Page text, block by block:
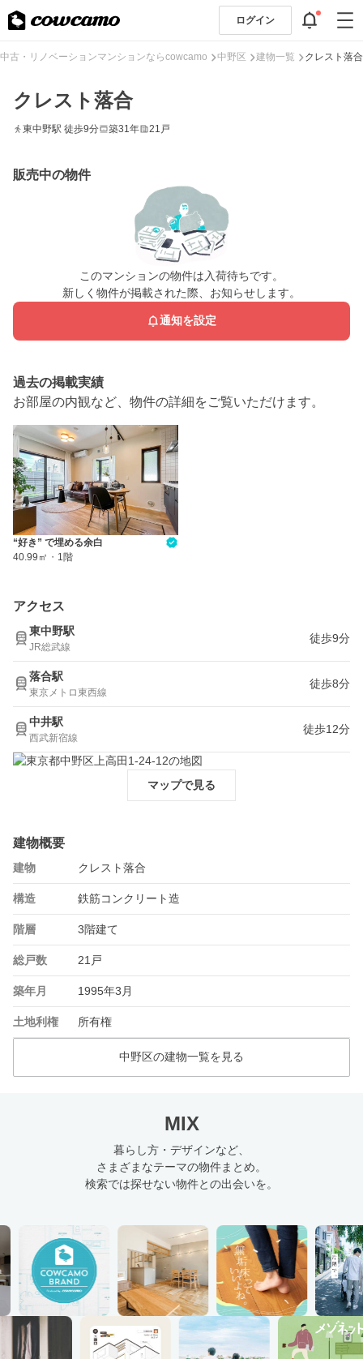
ログイン
中古・リノベーションマンションならcowcamo 中野区 建物一覧 クレスト落合
クレスト落合
東中野駅 徒歩9分 築31年 21戸
販売中の物件
このマンションの物件は入荷待ちです。
新しく物件が掲載された際、お知らせします。
通知を設定
過去の掲載実績
お部屋の内観など、物件の詳細をご覧いただけます。
“好き” で埋める余白
40.99㎡ ・ 1階
アクセス
東中野駅
JR総武線
徒歩9分
落合駅
東京メトロ東西線
徒歩8分
中井駅
西武新宿線
徒歩12分
マップで見る
建物概要
建物 クレスト落合
構造 鉄筋コンクリート造
階層 3階建て
総戸数 21戸
築年月 1995年3月
土地利権 所有権
中野区の建物一覧を見る
MIX
暮らし方・デザインなど、
さまざまなテーマの物件まとめ。
検索では探せない物件との出会いを。